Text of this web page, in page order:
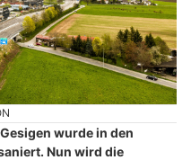
wurde in den
Nun wird die